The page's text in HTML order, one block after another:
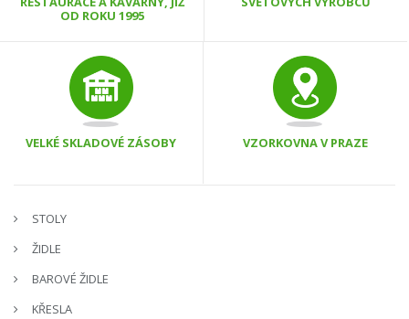
OD ROKU 1995
VELKÉ SKLADOVÉ ZÁSOBY VZORKOVNA V PRAZE
STOLY
ŽIDLE
BAROVÉ ŽIDLE
KŘESLA